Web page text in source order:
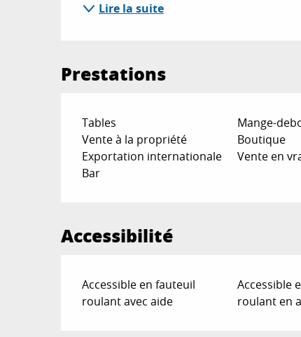
Lire la suite
Prestations
Tables Mange-
Vente à la propriété
Boutique
Exportation internationale
Vente en
Bar
Accessibilité
Accessible en fauteuil
roulant avec aide
Accessible
roulant en